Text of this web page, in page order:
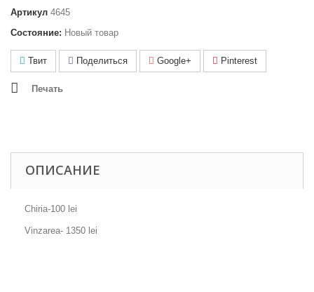
Артикул 4645
Состояние: Новый товар
Твит Поделиться Google+ Pinterest
Печать
ОПИСАНИЕ
Chiria-100 lei
Vinzarea- 1350 lei